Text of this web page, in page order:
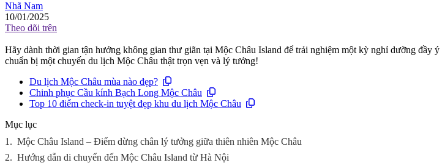
Nhã Nam
10/01/2025
Theo dõi trên
Hãy dành thời gian tận hưởng không gian thư giãn tại Mộc Châu Island để trải nghiệm một kỳ nghỉ dưỡng đầy
chuẩn bị một chuyến du lịch Mộc Châu thật trọn vẹn và lý tưởng!
Du lịch Mộc Châu mùa nào đẹp?
Chinh phục Cầu kính Bạch Long Mộc Châu
Top 10 điểm check-in tuyệt đẹp khu du lịch Mộc Châu
Mục lục
1. Mộc Châu Island – Điểm dừng chân lý tưởng giữa thiên nhiên Mộc Châu
2. Hướng dẫn di chuyển đến Mộc Châu Island từ Hà Nội